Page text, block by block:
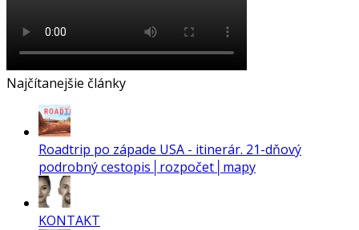
Najčítanejšie články
Roadtrip po západe USA - itinerár. 21-dňový
podrobný cestopis│rozpočet│mapy
KONTAKT